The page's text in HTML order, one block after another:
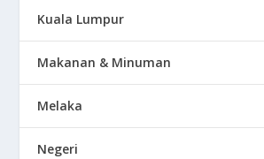
Kuala Lumpur
Makanan & Minuman
Melaka
Negeri